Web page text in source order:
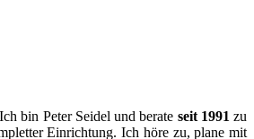
Ich bin Peter Seidel und berate seit 1991 zu
Einrichtung. Ich höre zu, plane mit